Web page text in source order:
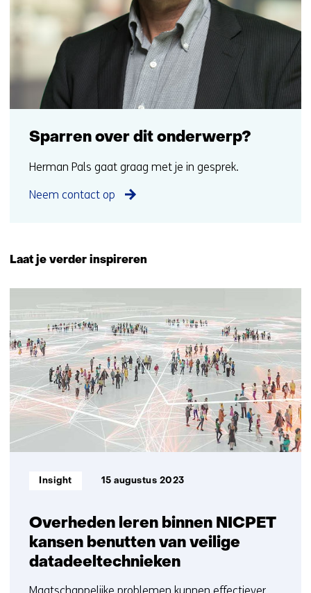
Sparren over dit onderwerp?
Herman Pals gaat graag met je in gesprek.
Neem contact op
Laat je verder inspireren
resultaten,
getoond
11
t/m
15
Overheden leren binnen NICPET
kansen benutten van veilige
datadeeltechnieken
Informatietype:
Insight 15 augustus 2023